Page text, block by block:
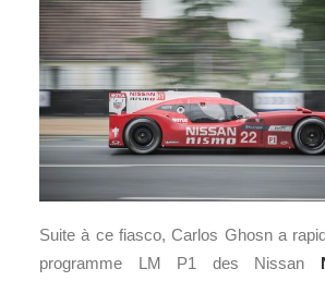
Suite à ce fiasco, Carlos Ghosn a
programme LM P1 des Nissan